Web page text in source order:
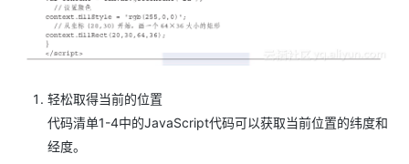
轻松取得当前的位置
代码清单1-4中的JavaScript代码可以获取当前位置的纬度和
经度。